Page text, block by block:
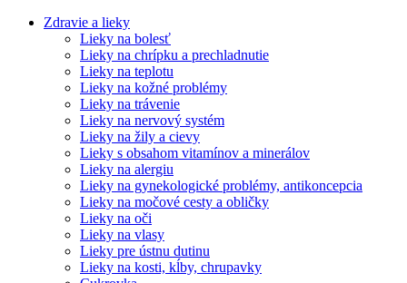
Zdravie a lieky
Lieky na bolesť
Lieky na chrípku a prechladnutie
Lieky na teplotu
Lieky na kožné problémy
Lieky na trávenie
Lieky na nervový systém
Lieky na žily a cievy
Lieky s obsahom vitamínov a minerálov
Lieky na alergiu
Lieky na gynekologické problémy, antikoncepcia
Lieky na močové cesty a obličky
Lieky na oči
Lieky na vlasy
Lieky pre ústnu dutinu
Lieky na kosti, kĺby, chrupavky